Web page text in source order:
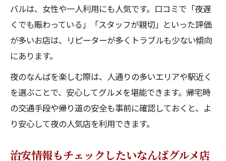
バルは、女性や一人利用にも人気です。口コミで「夜遅
くでも賑わっている」「スタッフが親切」といった評価
が多いお店は、リピーターが多くトラブルも少ない傾向
にあります。
夜のなんばを楽しむ際は、人通りの多いエリアや駅近く
を選ぶことで、安心してグルメを堪能できます。帰宅時
の交通手段や帰り道の安全も事前に確認しておくと、よ
り安心して夜の人気店を利用できます。
治安情報もチェックしたいなんばグルメ店